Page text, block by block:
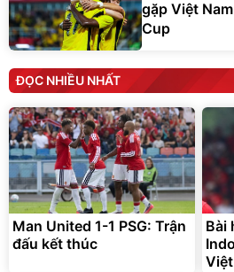
gặp Việt
Cup
ĐỌC NHIỀU NHẤT
Man United 1-1 PSG: Trận
đấu kết thúc
Bài